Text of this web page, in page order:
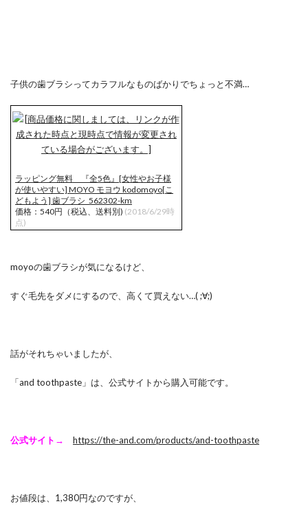
子供の歯ブラシってカラフルなものばかりでちょっと不満…
ラッピング無料 『全5色』[女性やお子様
が使いやすい] MOYO モヨウ kodomoyo[こ
どもよう] 歯ブラシ_562302-km
価格：540円（税込、送料別) (2018/6/29時
点)
moyoの歯ブラシが気になるけど、
すぐ毛先をダメにするので、高くて買えない…( ;∀;)
話がそれちゃいましたが、
「and toothpaste」は、公式サイトから購入可能です。
公式サイト→ https://the-and.com/products/and-toothpaste
お値段は、1,380円なのですが、